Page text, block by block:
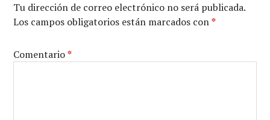
Tu dirección de correo electrónico no será publicada.
Los campos obligatorios están marcados con*
Comentario*